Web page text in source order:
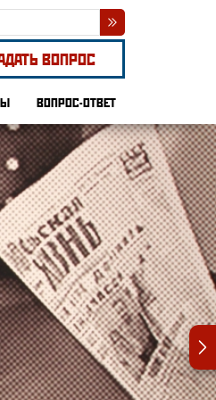
ВОПРОС
ВОПРОС-ОТВЕТ